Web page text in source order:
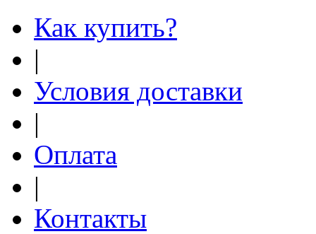
Как купить?
|
Условия доставки
|
Оплата
|
Контакты